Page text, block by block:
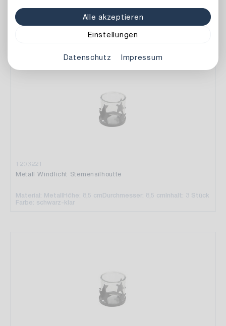
Alle akzeptieren
Einstellungen
Datenschutz Impressum
Art.-Nr.
1203221
Metall Windlicht Sternensilhoutte
Material: MetallHöhe: 8,5 cmDurchmesser: 8,5 cmInhalt: 3 Stück
Farbe: schwarz-klar